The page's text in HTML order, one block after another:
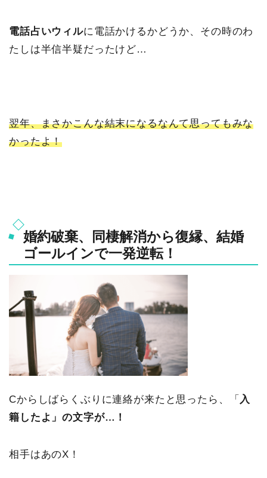
電話占いウィルに電話かけるかどうか、その時のわ
たしは半信半疑だったけど…
翌年、まさかこんな結末になるなんて思ってもみな
かったよ！
婚約破棄、同棲解消から復縁、結婚
ゴールインで一発逆転！
Cからしばらくぶりに連絡が来たと思ったら、「 入
籍したよ」の文字が…！
相手はあのX！